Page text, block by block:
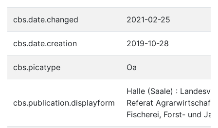
cbs.date.changed 2021-02-25
cbs.date.creation 2019-10-28
cbs.picatype Oa
cbs.publication.displayform
Halle (Saale) :
Referat Agrarwirtschaft,
Fischerei, Forst- und